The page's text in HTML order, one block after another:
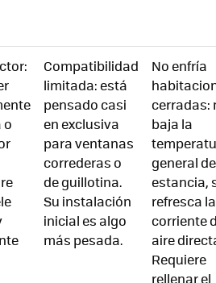
o
Compatibilidad
limitada: está
pensado casi
en exclusiva
para ventanas
correderas o
de guillotina.
Su instalación
inicial es algo
más pesada.
No enfría
cerradas:
baja la
general
estancia,
refresca la
corriente
aire
Requiere
rellenar el